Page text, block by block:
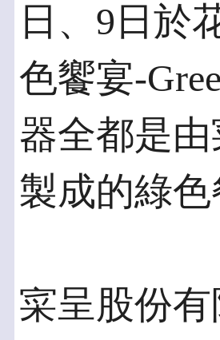
日、9日於
色饗宴-
器全都是
製成的綠色
寀呈股份